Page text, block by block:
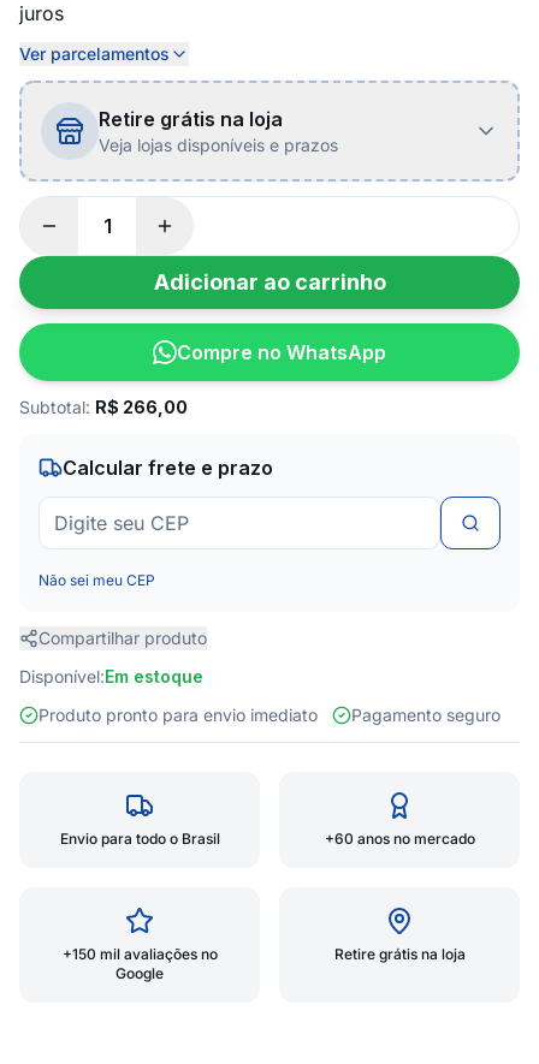
juros
Ver parcelamentos
Retire grátis na loja
Veja lojas disponíveis e prazos
Adicionar ao carrinho
Compre no WhatsApp
Subtotal: R$ 266,00
Calcular frete e prazo
Não sei meu CEP
Compartilhar produto
Disponível:Em estoque
Produto pronto para envio imediato
Pagamento seguro
Envio para todo o Brasil +60 anos no mercado
+150 mil avaliações no
Google
Retire grátis na loja